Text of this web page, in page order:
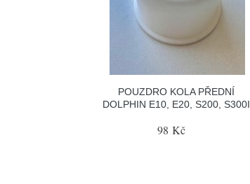
POUZDRO KOLA PŘEDNÍ
DOLPHIN E10, E20, S200, S300I
98 Kč